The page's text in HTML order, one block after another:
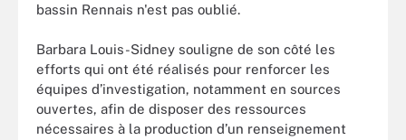
bassin Rennais n'est pas oublié.
Barbara Louis-Sidney souligne de son côté les
efforts qui ont été réalisés pour renforcer les
équipes d’investigation, notamment en sources
ouvertes, afin de disposer des ressources
nécessaires à la production d’un renseignement